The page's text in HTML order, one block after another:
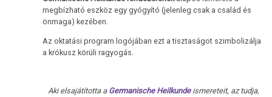
megbízható eszköz egy gyógyító (jelenleg csak a család és
önmaga) kezében.
Az oktatási program logójában ezt a tisztaságot szimbolizálja
a krókusz körüli ragyogás.
Aki elsajátította a Germanische Heilkundeismereteit, az tudja,